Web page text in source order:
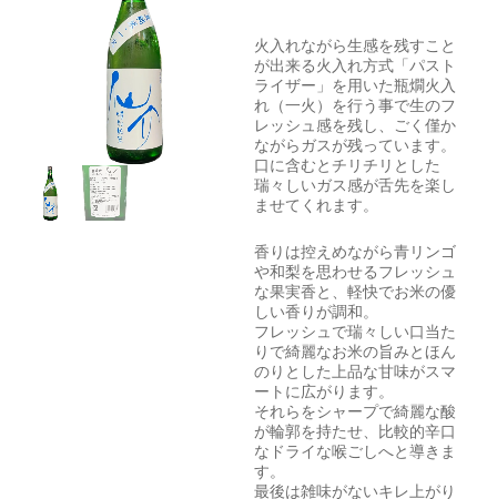
火入れながら生感を残すこと
が出来る火入れ方式「パスト
ライザー」を用いた瓶燗火入
れ（一火）を行う事で生のフ
レッシュ感を残し、ごく僅か
ながらガスが残っています。
口に含むとチリチリとした
瑞々しいガス感が舌先を楽し
ませてくれます。
香りは控えめながら青リンゴ
や和梨を思わせるフレッシュ
な果実香と、軽快でお米の優
しい香りが調和。
フレッシュで瑞々しい口当た
りで綺麗なお米の旨みとほん
のりとした上品な甘味がスマ
ートに広がります。
それらをシャープで綺麗な酸
が輪郭を持たせ、比較的辛口
なドライな喉ごしへと導きま
す。
最後は雑味がないキレ上がり